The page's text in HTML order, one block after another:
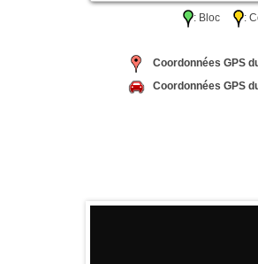
: Bloc :
Coordonnées GPS
Coordonnées GPS